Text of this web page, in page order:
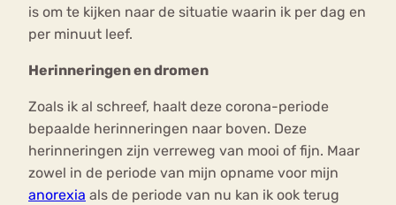
is om te kijken naar de situatie waarin ik per dag en
per minuut leef.
Herinneringen en dromen
Zoals ik al schreef, haalt deze corona-periode
bepaalde herinneringen naar boven. Deze
herinneringen zijn verreweg van mooi of fijn. Maar
zowel in de periode van mijn opname voor mijn
anorexia als de periode van nu kan ik ook terug